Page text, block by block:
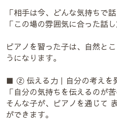
「相手は今、どんな気持ちで
「この場の雰囲気に合った話し
ピアノを習った子は、自然と
うになります。
■ ② 伝える力｜自分の考えを
「自分の気持ちを伝えるのが
そんな子が、ピアノを通じて
ができます。